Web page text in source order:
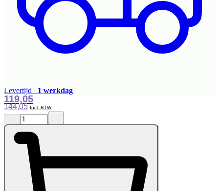
Levertijd 1 werkdag
144,05
119,05